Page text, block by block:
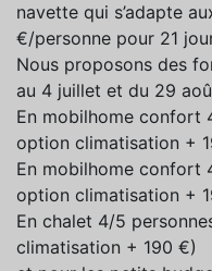
navette qui s’adapte
€/personne pour 21
Nous proposons des
au 4 juillet et du 29
En mobilhome confort
option climatisation +
En mobilhome confort
option climatisation +
En chalet 4/5
climatisation + 190 €)